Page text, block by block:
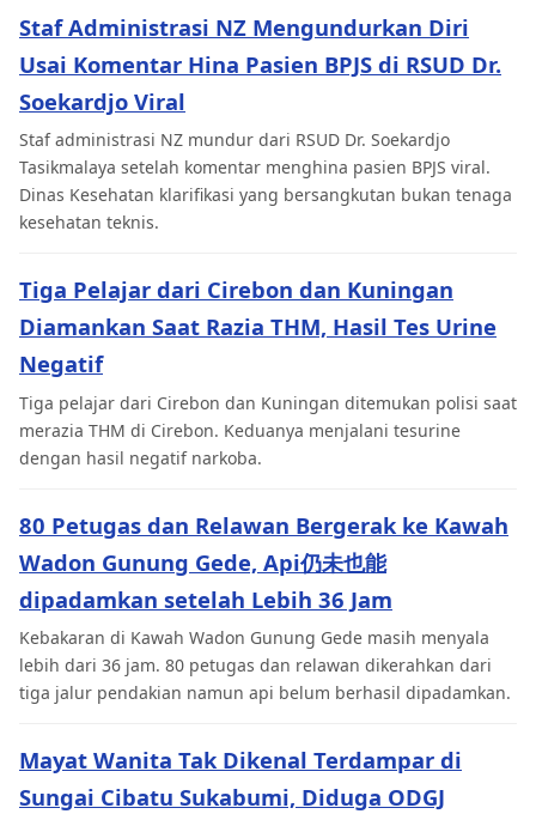
Staf Administrasi NZ Mengundurkan Diri
Usai Komentar Hina Pasien BPJS di RSUD Dr.
Soekardjo Viral
Staf administrasi NZ mundur dari RSUD Dr. Soekardjo
Tasikmalaya setelah komentar menghina pasien BPJS viral.
Dinas Kesehatan klarifikasi yang bersangkutan bukan tenaga
kesehatan teknis.
Tiga Pelajar dari Cirebon dan Kuningan
Diamankan Saat Razia THM, Hasil Tes Urine
Negatif
Tiga pelajar dari Cirebon dan Kuningan ditemukan polisi saat
merazia THM di Cirebon. Keduanya menjalani tesurine
dengan hasil negatif narkoba.
80 Petugas dan Relawan Bergerak ke Kawah
Wadon Gunung Gede, Api仍未也能
dipadamkan setelah Lebih 36 Jam
Kebakaran di Kawah Wadon Gunung Gede masih menyala
lebih dari 36 jam. 80 petugas dan relawan dikerahkan dari
tiga jalur pendakian namun api belum berhasil dipadamkan.
Mayat Wanita Tak Dikenal Terdampar di
Sungai Cibatu Sukabumi, Diduga ODGJ